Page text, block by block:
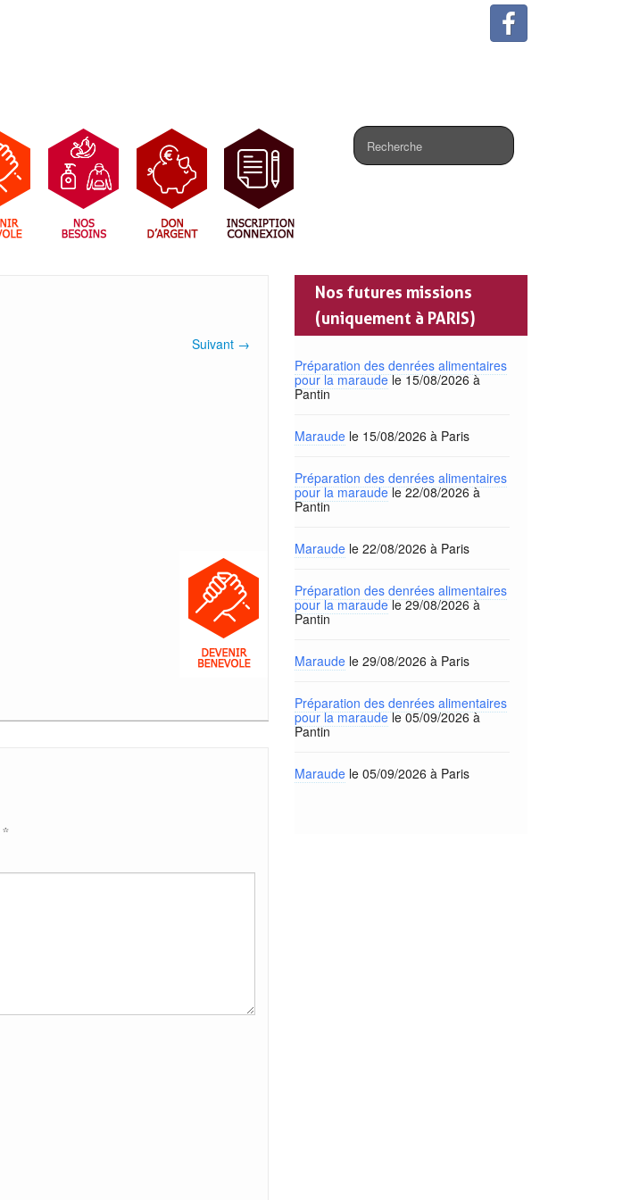
Suivant →
*
Nos futures missions
(uniquement à PARIS)
Préparation des denrées alimentaires
pour la maraudele 15/08/2026 à
Pantin
Maraude le 15/08/2026 à Paris
Préparation des denrées alimentaires
pour la maraudele 22/08/2026 à
Pantin
Maraude le 22/08/2026 à Paris
Préparation des denrées alimentaires
pour la maraudele 29/08/2026 à
Pantin
Maraude le 29/08/2026 à Paris
Préparation des denrées alimentaires
pour la maraudele 05/09/2026 à
Pantin
Maraude le 05/09/2026 à Paris